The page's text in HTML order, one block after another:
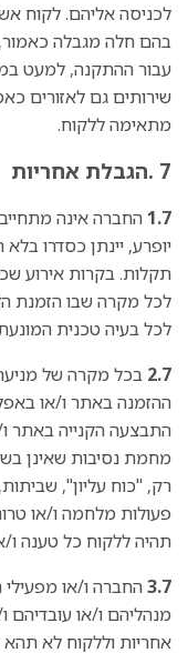
לכניסה אליהם. לקוח
בהם חלה מגבלה
עבור ההתקנה, למעט
שירותים גם לאזורים
מתאימה ללקוח.
7 .הגבלת אחריות
1.7החברה אינה
יופרע, יינתן כסדרו
תקלות. בקרות אירוע
לכל מקרה שבו הזמנת
לכל בעיה טכנית
2.7 בכל מקרה של
ההזמנה באתר ו/או
התבצעה הקנייה באתר
מחמת נסיבות שאינן
רק, "כוח עליון",
פעולות מלחמה ו/או
תהיה ללקוח כל טענה
3.7החברה ו/או
מנהליהם ו/או
אחריות וללקוח לא תהא